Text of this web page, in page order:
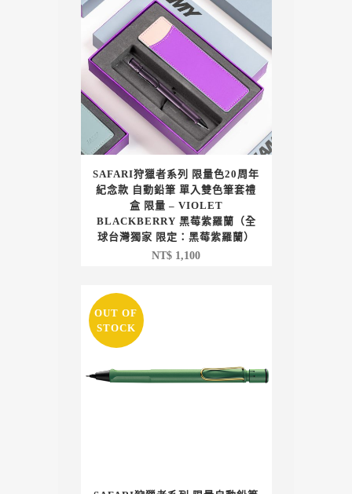
SAFARI狩獵者系列 限量色20周年
紀念款 自動鉛筆 單入雙色筆套禮
盒 限量 – VIOLET
BLACKBERRY 黑莓紫羅蘭（全
球台灣獨家 限定：黑莓紫羅蘭）
NT$ 1,100
OUT OF
STOCK